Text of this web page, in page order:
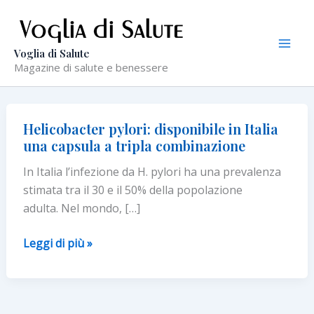
contenuto
Voglia di Salute
Magazine di salute e benessere
Helicobacter pylori: disponibile in Italia
una capsula a tripla combinazione
In Italia l’infezione da H. pylori ha una prevalenza
stimata tra il 30 e il 50% della popolazione
adulta. Nel mondo, […]
Helicobacter
Leggi di più »